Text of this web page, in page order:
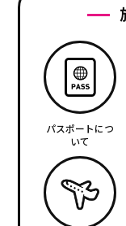
パスポートにつ
いて